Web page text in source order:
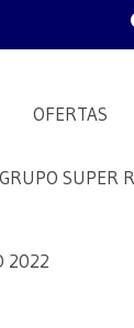
OFERTAS
SUPER
2022